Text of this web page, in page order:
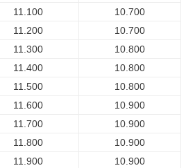
11.100
10.700
11.200
10.700
11.300
10.800
11.400
10.800
11.500
10.800
11.600
10.900
11.700
10.900
11.800
10.900
11.900
10.900